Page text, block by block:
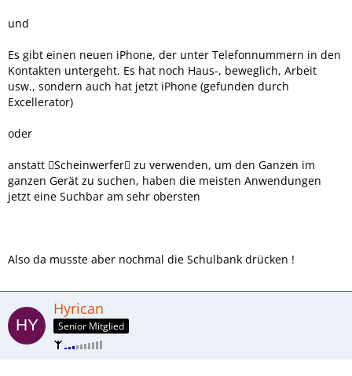
und
Es gibt einen neuen iPhone, der unter Telefonnummern in den
Kontakten untergeht. Es hat noch Haus-, beweglich, Arbeit
usw., sondern auch hat jetzt iPhone (gefunden durch
Excellerator)
oder
anstatt Scheinwerfer zu verwenden, um den Ganzen im
ganzen Gerät zu suchen, haben die meisten Anwendungen
jetzt eine Suchbar am sehr obersten
Also da musste aber nochmal die Schulbank drücken !
Hyrican
Senior Mitglied